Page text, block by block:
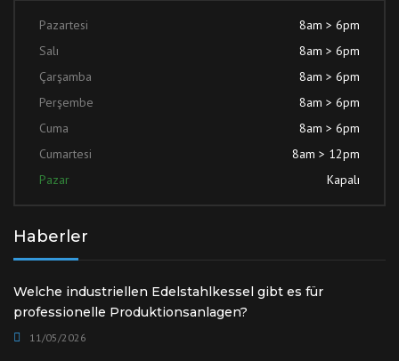
Pazartesi
8am > 6pm
Salı
8am > 6pm
Çarşamba
8am > 6pm
Perşembe
8am > 6pm
Cuma
8am > 6pm
Cumartesi
8am > 12pm
Pazar
Kapalı
Haberler
Welche industriellen Edelstahlkessel gibt es für
professionelle Produktionsanlagen?
11/05/2026